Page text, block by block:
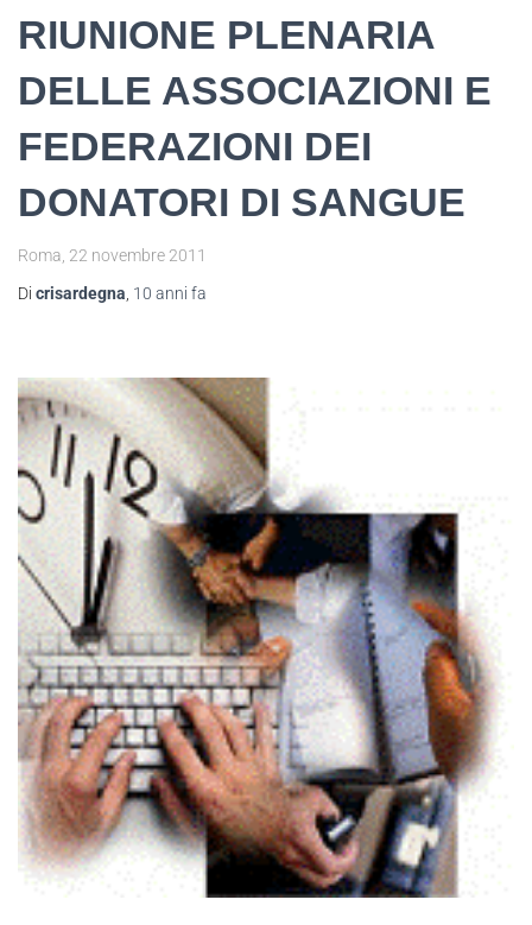
RIUNIONE PLENARIA
DELLE ASSOCIAZIONI E
FEDERAZIONI DEI
DONATORI DI SANGUE
Roma, 22 novembre 2011
Di crisardegna, 10 anni fa